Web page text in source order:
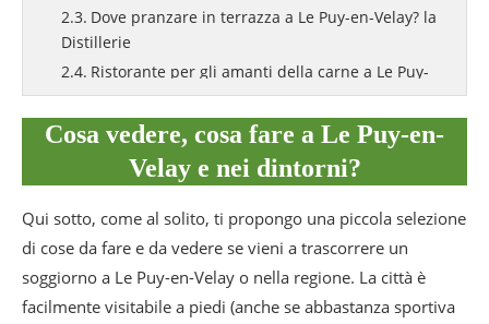
Dove pranzare in terrazza a Le Puy-en-Velay? la
Distillerie
Ristorante per gli amanti della carne a Le Puy-
en-Velay? Il Batadou
Dove cenare in modo gastronomico a Le Puy-
en-Velay? ristorante l’Émotion
Dove mangiare a Monistrol d’Allier dopo il
Dove alloggiare a Le Puy-en-Velay? Hotel Ibis
Styles Le Puy-en-Velay
Cosa vedere, cosa fare a Le Puy-en-
Velay e nei dintorni?
Qui sotto, come al solito, ti propongo una piccola selezione
di cose da fare e da vedere se vieni a trascorrere un
soggiorno a Le Puy-en-Velay o nella regione. La città è
facilmente visitabile a piedi (anche se abbastanza sportiva